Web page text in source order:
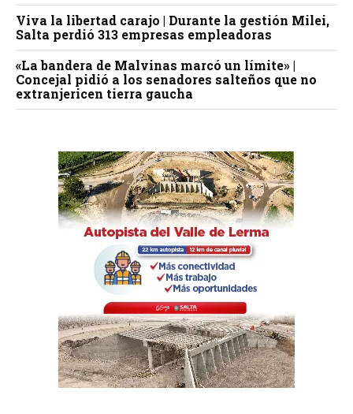
Viva la libertad carajo | Durante la gestión Milei,
Salta perdió 313 empresas empleadoras
«La bandera de Malvinas marcó un límite» |
Concejal pidió a los senadores salteños que no
extranjericen tierra gaucha